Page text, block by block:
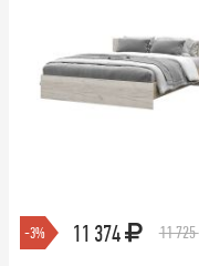
-3% 11 374 11 725